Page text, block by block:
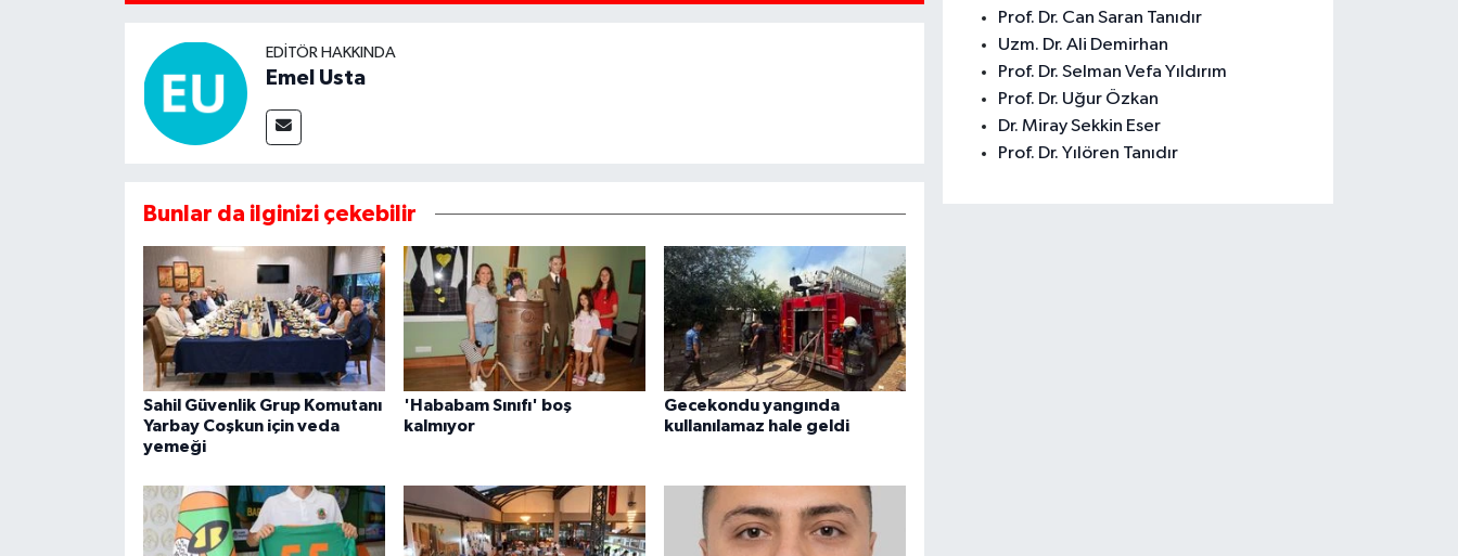
EDITÖR HAKKINDA
Emel Usta
Bunlar da ilginizi çekebilir
Sahil Güvenlik Grup Komutanı
Yarbay Coşkun için veda
yemeği
'Hababam Sınıfı' boş
kalmıyor
Gecekondu yangında
kullanılamaz hale geldi
Prof. Dr. Can Saran Tanıdır
Uzm. Dr. Ali Demirhan
Prof. Dr. Selman Vefa Yıldırım
Prof. Dr. Uğur Özkan
Dr. Miray Sekkin Eser
Prof. Dr. Yılören Tanıdır